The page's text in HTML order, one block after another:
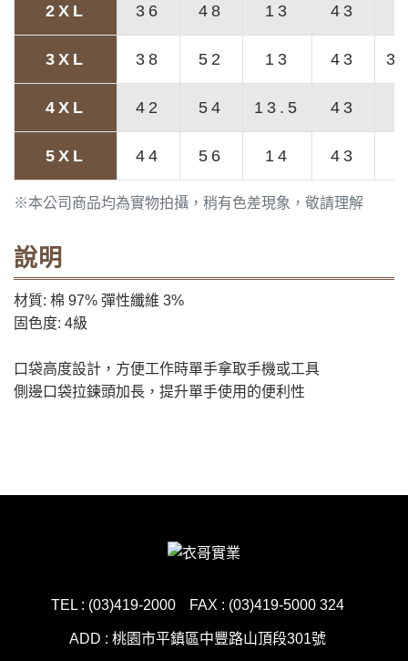
※本公司商品均為實物拍攝，稍有色差現象，敬請理解
2XL 36 48 13 43
3XL 38 52 13 43
4XL 42 54 13.5 43
5XL 44 56 14 43
說明
材質: 棉 97% 彈性纖維 3%
固色度: 4級
口袋高度設計，方便工作時單手拿取手機或工具
側邊口袋拉鍊頭加長，提升單手使用的便利性
TEL : (03)419-2000 FAX : (03)419-5000 324
ADD : 桃園市平鎮區中豐路山頂段301號